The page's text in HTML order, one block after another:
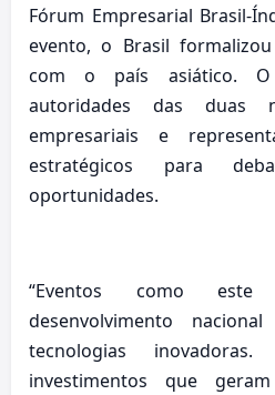
Fórum Empresarial Brasil-
evento, o Brasil
com o país asiático. O
autoridades das duas
empresariais e
estratégicos para
oportunidades.
“Eventos como este
desenvolvimento
tecnologias
investimentos que